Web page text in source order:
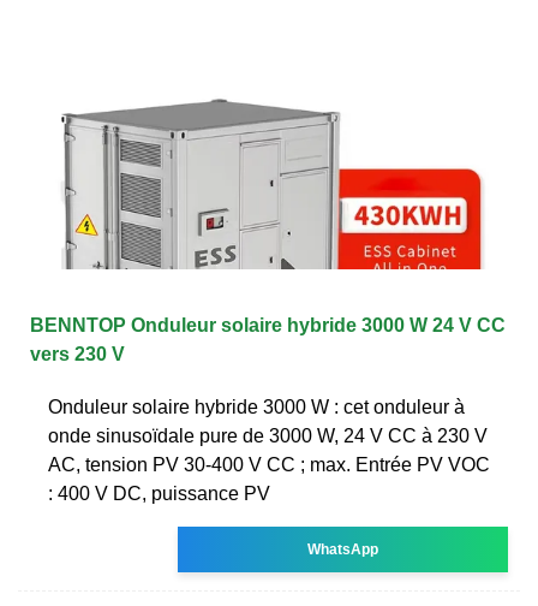
BENNTOP Onduleur solaire hybride 3000 W 24 V CC
vers 230 V
Onduleur solaire hybride 3000 W : cet onduleur à
onde sinusoïdale pure de 3000 W, 24 V CC à 230 V
AC, tension PV 30-400 V CC ; max. Entrée PV VOC
: 400 V DC, puissance PV
WhatsApp